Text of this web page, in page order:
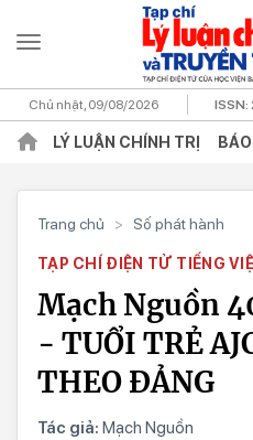
Chủ nhật, 09/08/2026 ISSN:
LÝ LUẬN CHÍNH TRỊ
Trang chủ > Số phát hành
TẠP CHÍ ĐIỆN TỬ TIẾNG
Mạch Nguồn
- TUỔI TRẺ
THEO ĐẢNG
Tác giả: Mạch Nguồn